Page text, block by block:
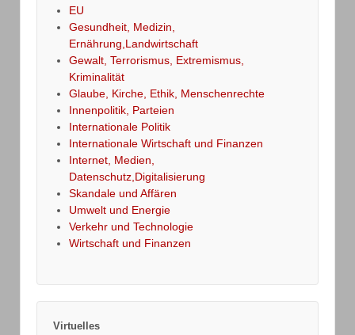
EU
Gesundheit, Medizin,
Ernährung,Landwirtschaft
Gewalt, Terrorismus, Extremismus,
Kriminalität
Glaube, Kirche, Ethik, Menschenrechte
Innenpolitik, Parteien
Internationale Politik
Internationale Wirtschaft und Finanzen
Internet, Medien,
Datenschutz,Digitalisierung
Skandale und Affären
Umwelt und Energie
Verkehr und Technologie
Wirtschaft und Finanzen
Virtuelles